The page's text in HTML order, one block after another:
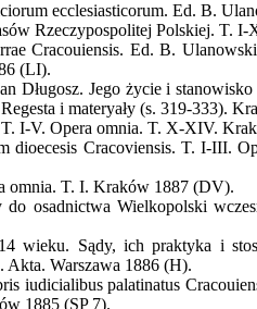
ecclesiasticorum. Ed. B.
Rzeczypospolitej Polskiej. T.
Cracouiensis. Ed. B.
(LI).
Długosz. Jego życie i
i materyały (s. 319-333).
T. I-V. Opera omnia. T. X-XIV.
dioecesis Cracoviensis. T. I-III.
omnia. T. I. Kraków 1887 (DV).
do osadnictwa Wielkopolski
wieku. Sądy, ich praktyka i
Warszawa 1886 (H).
iudicialibus palatinatus
1885 (SP 7).